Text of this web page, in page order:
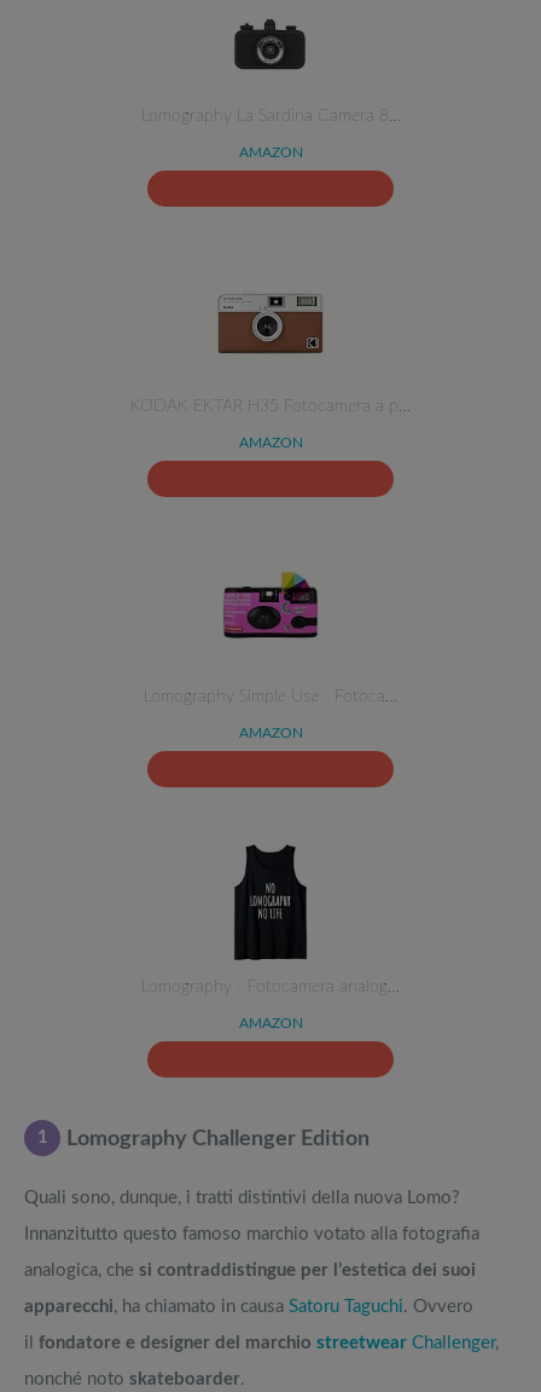
Lomography La Sardina Camera 8…
AMAZON
KODAK EKTAR H35 Fotocamera a p…
AMAZON
Lomography Simple Use - Fotoca…
AMAZON
Lomography - Fotocamera analog…
AMAZON
1 Lomography Challenger Edition
Quali sono, dunque, i tratti distintivi della nuova Lomo?
Innanzitutto questo famoso marchio votato alla fotografia
analogica, che si contraddistingue per l’estetica dei suoi
apparecchi, ha chiamato in causa Satoru Taguchi. Ovvero
il fondatore e designer del marchio streetwear Challenger,
nonché noto skateboarder.